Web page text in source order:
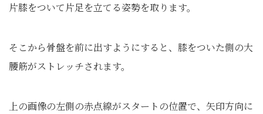
片膝をついて片足を立てる姿勢を取ります。
そこから骨盤を前に出すようにすると、膝をついた側の大
腰筋がストレッチされます。
上の画像の左側の赤点線がスタートの位置で、矢印方向に